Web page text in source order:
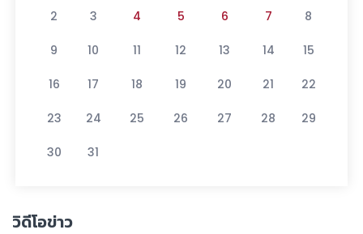
2 3 4 5 6 7 8
9 10 11 12 13 14 15
16 17 18 19 20 21 22
23 24 25 26 27 28 29
30 31
วิดีโอข่าว